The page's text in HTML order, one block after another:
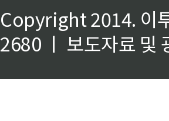
Copyright 2014. 이
2680 ㅣ 보도자료